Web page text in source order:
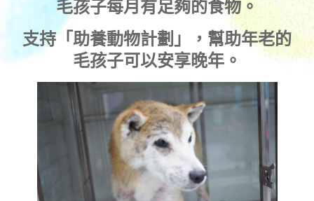
毛孩子每月有足夠的食物。
支持「助養動物計劃」
，幫助年老的
毛孩子可以安享晚年。